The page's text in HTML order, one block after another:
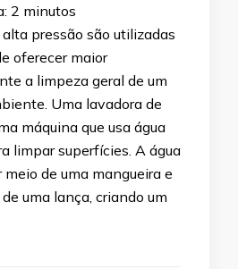
2 minutos
pressão são utilizadas
oferecer maior
a limpeza geral de um
Uma lavadora de
máquina que usa água
limpar superfícies. A água
de uma mangueira e
uma lança, criando um